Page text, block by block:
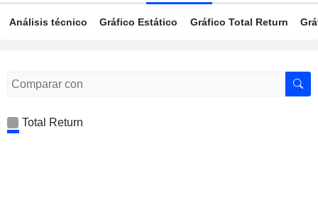
Análisis técnico Gráfico Estático Gráfico Total Return
Total Return